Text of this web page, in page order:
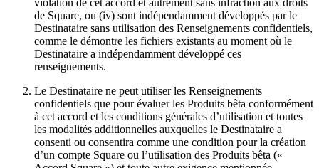
Blogue
Avis
Journal des fonctionnalités
Feuille de route
Répertoire des partenaires
Offres de partenaires
Spécialistes
Découvrir
de Square, ou (iv) sont indépendamment développés par le
Destinataire sans utilisation des Renseignements confidentiels,
comme le démontre les fichiers existants au moment où le
Destinataire a indépendamment développé ces
renseignements.
Le Destinataire ne peut utiliser les Renseignements
confidentiels que pour évaluer les Produits bêta conformément
à cet accord et les conditions générales d’utilisation et toutes
les modalités additionnelles auxquelles le Destinataire a
consenti ou consentira comme une condition pour la création
d’un compte Square ou l’utilisation des Produits bêta («